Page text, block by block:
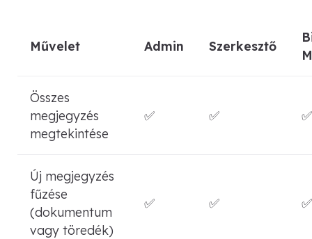
Művelet Admin Szerkesztő
Összes
megjegyzés
megtekintése
✅ ✅ ✅
Új megjegyzés
fűzése
(dokumentum
vagy töredék)
✅ ✅ ✅